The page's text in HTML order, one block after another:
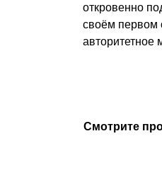
откровенно
своём первом
авторитетное
Смотрите